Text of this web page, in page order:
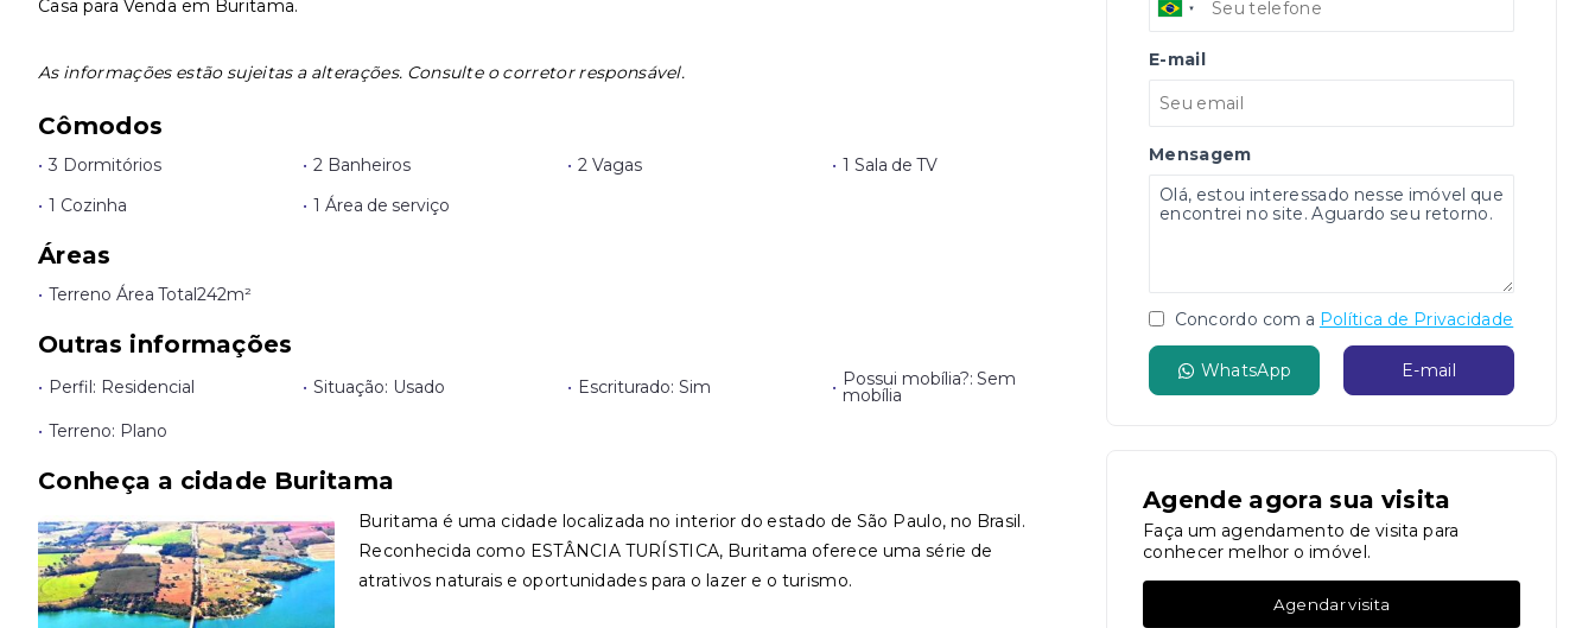
Casa para Venda em Buritama.
As informações estão sujeitas a alterações. Consulte o corretor responsável.
Cômodos
• 3 Dormitórios • 2 Banheiros • 2 Vagas • 1 Sala de TV
• 1 Cozinha • 1 Área de serviço
Áreas
• Terreno Área Total242m²
Outras informações
• Perfil: Residencial • Situação: Usado • Escriturado: Sim • Possui mobília?: Sem
mobília
• Terreno: Plano
Conheça a cidade Buritama
Buritama é uma cidade localizada no interior do estado de São Paulo, no Brasil.
Reconhecida como ESTÂNCIA TURÍSTICA, Buritama oferece uma série de
atrativos naturais e oportunidades para o lazer e o turismo.
E-mail
Mensagem
Concordo com a Política de Privacidade
WhatsApp E-mail
Agende agora sua visita
Faça um agendamento de visita para
conhecer melhor o imóvel.
Agendar visita